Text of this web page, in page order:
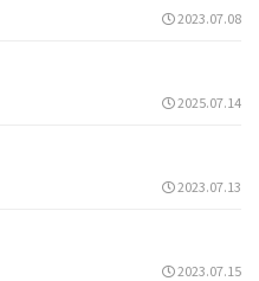
2023.07.08
2025.07.14
2023.07.13
2023.07.15